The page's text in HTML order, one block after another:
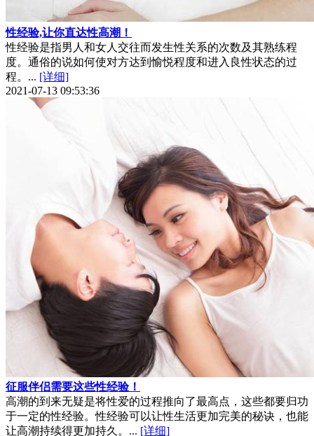
性经验,让你直达性高潮！
性经验是指男人和女人交往而发生性关系的次数及其熟练程
度。通俗的说如何使对方达到愉悦程度和进入良性状态的过
程。... [详细]
2021-07-13 09:53:36
征服伴侣需要这些性经验！
高潮的到来无疑是将性爱的过程推向了最高点，这些都要归功
于一定的性经验。性经验可以让性生活更加完美的秘诀，也能
让高潮持续得更加持久。... [详细]